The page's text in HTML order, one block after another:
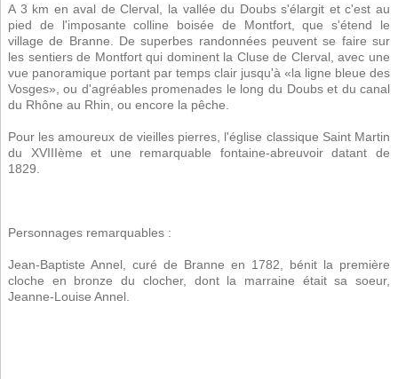
A 3 km en aval de Clerval, la vallée du Doubs s'élargit et c'est au
pied de l'imposante colline boisée de Montfort, que s'étend le
village de Branne. De superbes randonnées peuvent se faire sur
les sentiers de Montfort qui dominent la Cluse de Clerval, avec une
vue panoramique portant par temps clair jusqu'à «la ligne bleue des
Vosges», ou d'agréables promenades le long du Doubs et du canal
du Rhône au Rhin, ou encore la pêche.
Pour les amoureux de vieilles pierres, l'église classique Saint Martin
du XVIIIème et une remarquable fontaine-abreuvoir datant de
1829.
Personnages remarquables :
Jean-Baptiste Annel, curé de Branne en 1782, bénit la première
cloche en bronze du clocher, dont la marraine était sa soeur,
Jeanne-Louise Annel.